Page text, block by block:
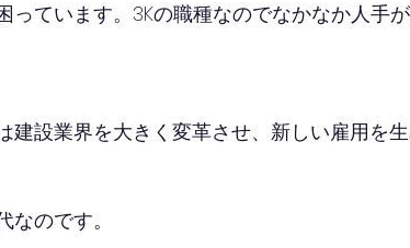
っています。3Kの職種なのでなかなか人手
建設業界を大きく変革させ、新しい雇用を
のです。